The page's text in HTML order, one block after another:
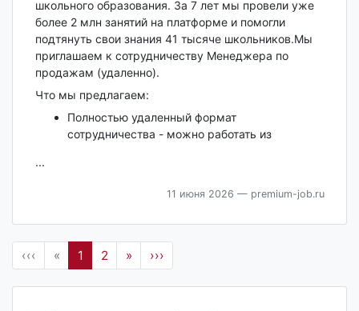
школьного образования. За 7 лет мы провели уже
более 2 млн занятий на платформе и помогли
подтянуть свои знания 41 тысяче школьников.Мы
приглашаем к сотрудничеству Менеджера по
продажам (удаленно).
Что мы предлагаем:
Полностью удаленный формат
сотрудничества - можно работать из
...
11 июня 2026 — premium-job.ru
‹‹‹ « 1 2 » ›››